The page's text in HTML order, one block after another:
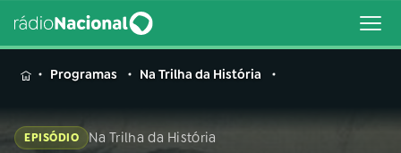
MENUProgramas Na Trilha da História
EPISÓDIO Na Trilha da História